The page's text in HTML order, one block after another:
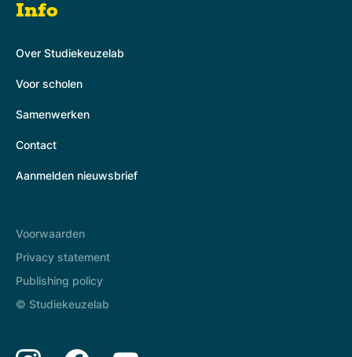
Info
Over Studiekeuzelab
Voor scholen
Samenwerken
Contact
Aanmelden nieuwsbrief
Voorwaarden
Privacy statement
Publishing policy
© Studiekeuzelab